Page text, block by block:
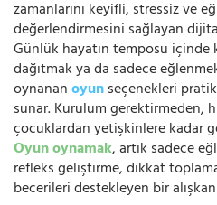
zamanlarını keyifli, stressiz ve
değerlendirmesini sağlayan
Günlük hayatın temposu içinde
dağıtmak ya da sadece
oynananoyunseçenekleri
sunar. Kurulum gerektirmeden,
çocuklardan yetişkinlere kadar
Oyun oynamak, artık sadece
refleks geliştirme, dikkat
becerileri destekleyen bir